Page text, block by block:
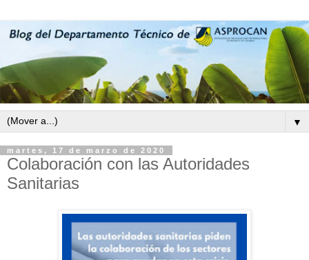
▼
martes, 17 de marzo de 2020
Colaboración con las Autoridades
Sanitarias